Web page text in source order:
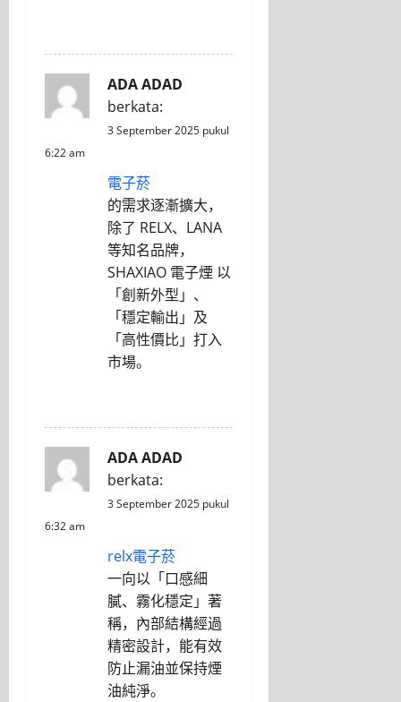
ADA ADAD
berkata:
3 September 2025 pukul
6:22 am
電子菸
的需求逐漸擴大，
除了 RELX、LANA
等知名品牌，
SHAXIAO 電子煙 以
「創新外型」、
「穩定輸出」及
「高性價比」打入
市場。
ADA ADAD
berkata:
3 September 2025 pukul
6:32 am
relx電子菸
一向以「口感細
膩、霧化穩定」著
稱，內部結構經過
精密設計，能有效
防止漏油並保持煙
油純淨。